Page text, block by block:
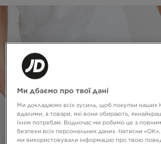
Ми дбаємо про твої дані
Ми докладаємо всіх зусиль, щоб покупки наших
вдалими, а товари, які вони обирають,
їхнім потребам. Водночас ми робимо це з
безпеки всіх персональних даних. Натисни
ми використовували інформацію про твою